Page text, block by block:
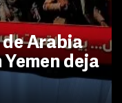
Arabia
deja